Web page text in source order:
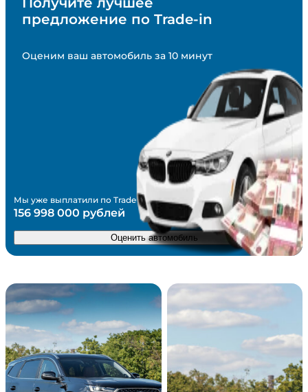
предложение по Trade-in
Оценим ваш автомобиль за 10 минут
Оценить автомобиль
Мы уже выплатили по Trade in
156 998 000 рублей